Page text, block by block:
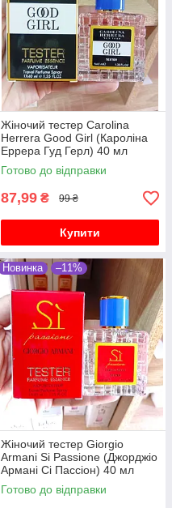
Жіночий тестер Carolina
Herrera Good Girl (Кароліна
Еррера Гуд Герл) 40 мл
Готово до відправки
87,99 ₴ 99 ₴
Купити
Новинка –11%
Жіночий тестер Giorgio
Armani Si Passione (Джорджіо
Армані Сі Пассіон) 40 мл
Готово до відправки